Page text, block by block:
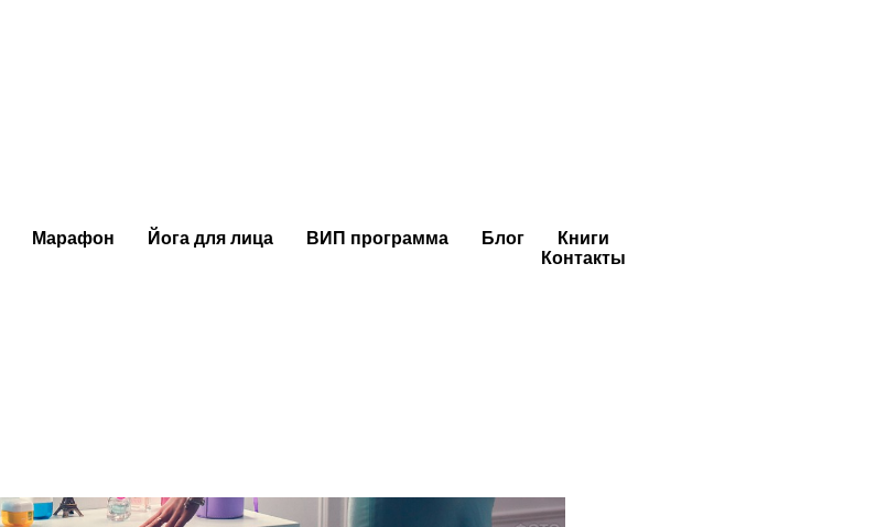
Марафон Йога для лица ВИП программа Блог
Книги
Контакты